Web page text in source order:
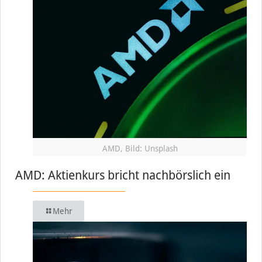
AMD, Bild: Unsplash
AMD: Aktienkurs bricht nachbörslich ein
Mehr